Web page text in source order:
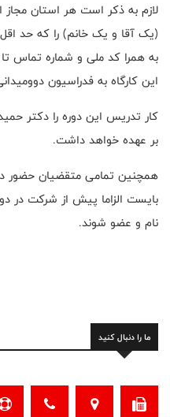
لازم به ذکر است هر استان مجاز
به همرا کد ملی و شماره تماس
این کارگاه به فدراسیون
کار تدریس این دوره را دکتر
بر عهده خواهد داشت.
همچنین تمامی متقضیان حضور
بایست الزاما پیش از شرکت در
نام و عضو شوند.
ما را دنبال کنید